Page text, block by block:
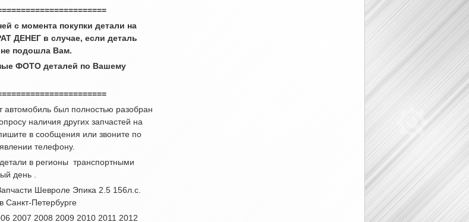
с момента покупки детали на
ДЕНЕГ в случае, если деталь
подошла Вам.
ФОТО деталей по Вашему
был полностью разобран
наличия других запчастей на
в сообщения или звоните по
телефону.
в регионы транспортными
день .
Шевроле Эпика 2.5 156л.с.
Санкт-Петербурге
2007 2008 2009 2010 2011 2012